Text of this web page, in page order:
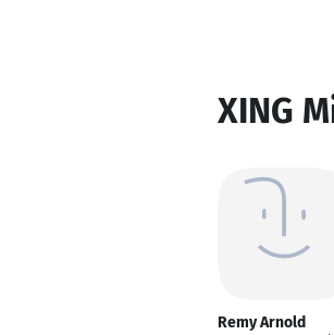
XING
Remy Arnold